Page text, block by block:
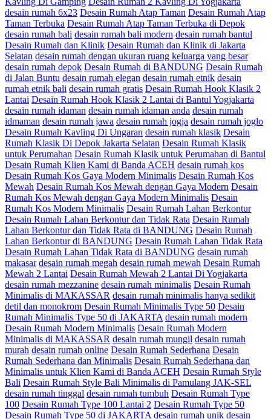
desain rumah 6x23 Desain Rumah Atap Taman Desain Rumah Atap
Taman Terbuka Desain Rumah Atap Taman Terbuka di Depok
desain rumah bali desain rumah bali modern desain rumah bantul
Desain Rumah dan Klinik Desain Rumah dan Klinik di Jakarta
Selatan desain rumah dengan ukuran ruang keluarga yang besar
desain rumah depok Desain Rumah di BANDUNG Desain Rumah
di Jalan Buntu desain rumah elegan desain rumah etnik desain
rumah etnik bali desain rumah gratis Desain Rumah Hook Klasik 2
Lantai Desain Rumah Hook Klasik 2 Lantai di Bantul Yogjakarta
desain rumah idaman desain rumah idaman anda desain rumah
idmaman desain rumah jawa desain rumah jogja desain rumah joglo
Desain Rumah Kavling Di Ungaran desain rumah klasik Desain
Rumah Klasik Di Depok Jakarta Selatan Desain Rumah Klasik
untuk Perumahan Desain Rumah Klasik untuk Perumahan di Bantul
Desain Rumah Klien Kami di Banda ACEH desain rumah kos
Desain Rumah Kos Gaya Modern Minimalis Desain Rumah Kos
Mewah Desain Rumah Kos Mewah dengan Gaya Modern Desain
Rumah Kos Mewah dengan Gaya Modern Minimalis Desain
Rumah Kos Modern Minimalis Desain Rumah Lahan Berkontur
Desain Rumah Lahan Berkontur dan Tidak Rata Desain Rumah
Lahan Berkontur dan Tidak Rata di BANDUNG Desain Rumah
Lahan Berkontur di BANDUNG Desain Rumah Lahan Tidak Rata
Desain Rumah Lahan Tidak Rata di BANDUNG desain rumah
makasar desain rumah megah desain rumah mewah Desain Rumah
Mewah 2 Lantai Desain Rumah Mewah 2 Lantai Di Yogjakarta
desain rumah mezzanine desain rumah minimalis Desain Rumah
Minimalis di MAKASSAR desain rumah minimalis hanya sedikit
detil dan monokrom Desain Rumah Minimalis Type 50 Desain
Rumah Minimalis Type 50 di JAKARTA desain rumah modern
Desain Rumah Modern Minimalis Desain Rumah Modern
Minimalis di MAKASSAR desain rumah mungil desain rumah
murah desain rumah online Desain Rumah Sederhana Desain
Rumah Sederhana dan Minimalis Desain Rumah Sederhana dan
Minimalis untuk Klien Kami di Banda ACEH Desain Rumah Style
Bali Desain Rumah Style Bali Minimalis di Pamulang JAK-SEL
desain rumah tinggal desain rumah tumbuh Desain Rumah Type
100 Desain Rumah Type 100 Lantai 2 Desain Rumah Type 50
Desain Rumah Type 50 di JAKARTA desain rumah unik desain